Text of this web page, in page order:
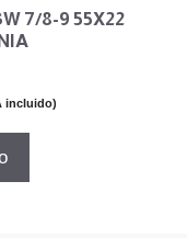
7/8-9 55X22
incluido)